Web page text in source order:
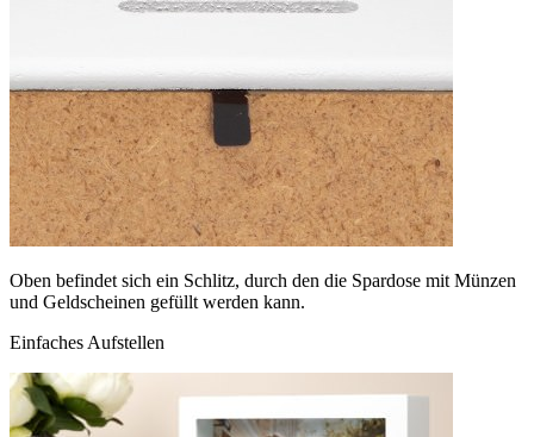
Oben befindet sich ein Schlitz, durch den die Spardose mit Münzen
und Geldscheinen gefüllt werden kann.
Einfaches Aufstellen